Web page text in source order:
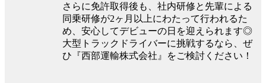
さらに免許取得後も、社内研修と先輩による
同乗研修が2ヶ月以上にわたって行われるた
め、安心してデビューの日を迎えられます◎
大型トラックドライバーに挑戦するなら、ぜ
ひ『西部運輸株式会社』をご検討ください！